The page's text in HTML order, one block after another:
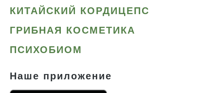
КИТАЙСКИЙ КОРДИЦЕПС
ГРИБНАЯ КОСМЕТИКА
ПСИХОБИОМ
Наше приложение